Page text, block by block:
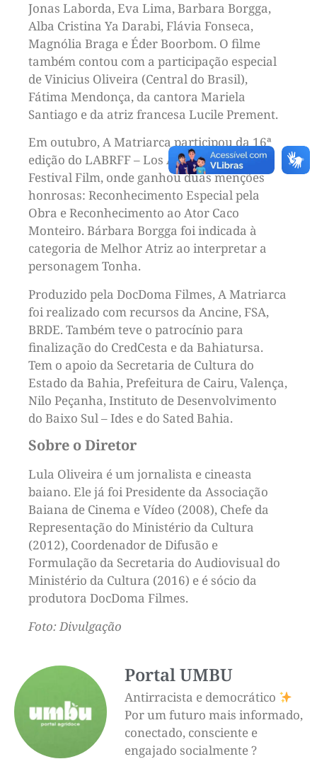
Jonas Laborda, Eva Lima, Barbara Borgga,
Alba Cristina Ya Darabi, Flávia Fonseca,
Magnólia Braga e Éder Boorbom. O filme
também contou com a participação especial
de Vinicius Oliveira (Central do Brasil),
Fátima Mendonça, da cantora Mariela
Santiago e da atriz francesa Lucile Prement.
Em outubro, A Matriarca participou da 16ª
edição do LABRFF – Los Angeles Brazilian
Festival Film, onde ganhou duas menções
honrosas: Reconhecimento Especial pela
Obra e Reconhecimento ao Ator Caco
Monteiro. Bárbara Borgga foi indicada à
categoria de Melhor Atriz ao interpretar a
personagem Tonha.
Produzido pela DocDoma Filmes, A Matriarca
foi realizado com recursos da Ancine, FSA,
BRDE. Também teve o patrocínio para
finalização do CredCesta e da Bahiatursa.
Tem o apoio da Secretaria de Cultura do
Estado da Bahia, Prefeitura de Cairu, Valença,
Nilo Peçanha, Instituto de Desenvolvimento
do Baixo Sul – Ides e do Sated Bahia.
Sobre o Diretor
Lula Oliveira é um jornalista e cineasta
baiano. Ele já foi Presidente da Associação
Baiana de Cinema e Vídeo (2008), Chefe da
Representação do Ministério da Cultura
(2012), Coordenador de Difusão e
Formulação da Secretaria do Audiovisual do
Ministério da Cultura (2016) e é sócio da
produtora DocDoma Filmes.
Foto: Divulgação
Portal UMBU
Antirracista e democrático
Por um futuro mais informado,
conectado, consciente e
engajado socialmente ?